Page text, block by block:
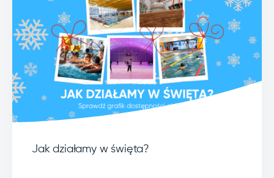
Jak działamy w święta?